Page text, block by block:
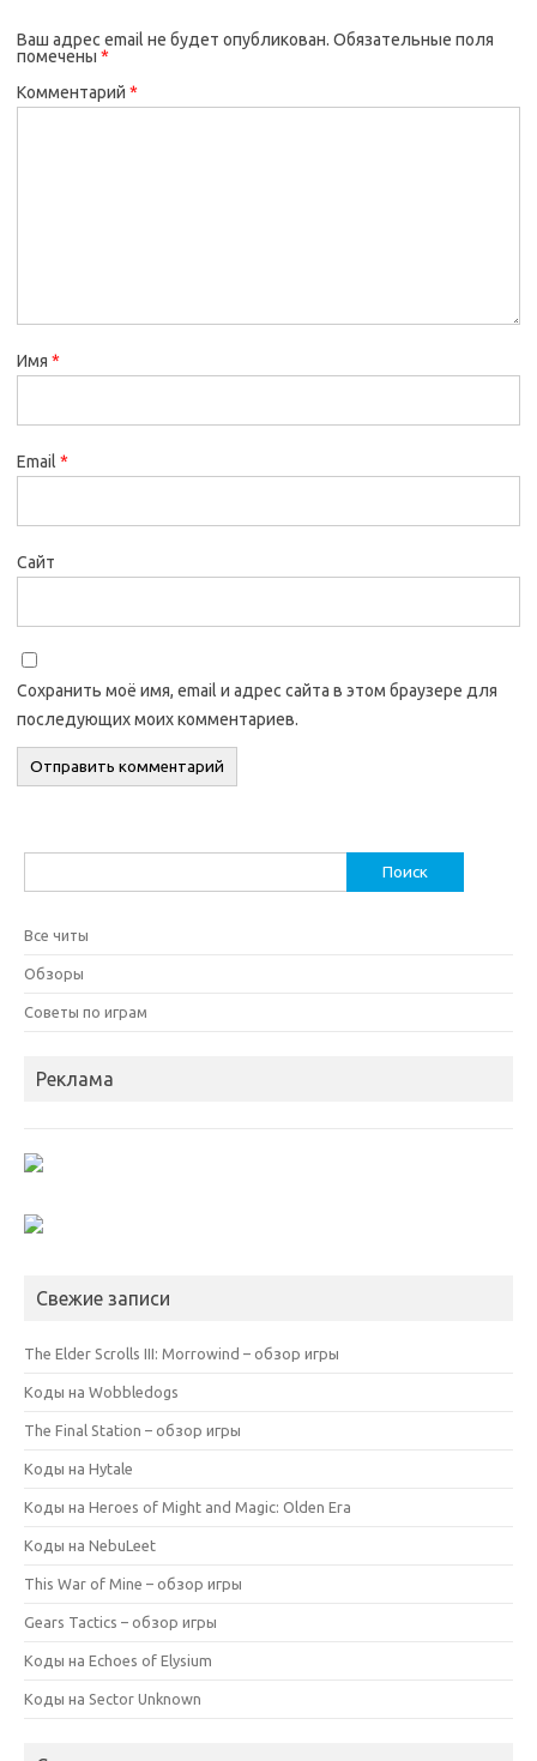
Ваш адрес email не будет опубликован. Обязательные поля
помечены *
Комментарий *
Имя *
Email *
Сайт
Сохранить моё имя, email и адрес сайта в этом браузере для
последующих моих комментариев.
Все читы
Обзоры
Советы по играм
Реклама
Свежие записи
The Elder Scrolls III: Morrowind – обзор игры
Коды на Wobbledogs
The Final Station – обзор игры
Коды на Hytale
Коды на Heroes of Might and Magic: Olden Era
Коды на NebuLeet
This War of Mine – обзор игры
Gears Tactics – обзор игры
Коды на Echoes of Elysium
Коды на Sector Unknown